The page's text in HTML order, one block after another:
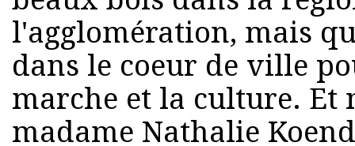
l'agglomération, mais
dans le coeur de ville
marche et la culture. Et
madame Nathalie